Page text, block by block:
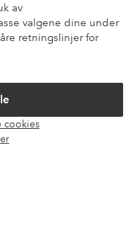
av
valgene dine under
retningslinjer for
cookies